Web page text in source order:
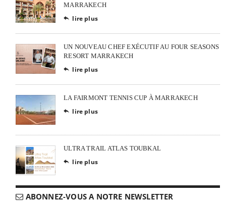
MARRAKECH
 lire plus
UN NOUVEAU CHEF EXÉCUTIF AU FOUR SEASONS
RESORT MARRAKECH
 lire plus
LA FAIRMONT TENNIS CUP À MARRAKECH
 lire plus
ULTRA TRAIL ATLAS TOUBKAL
 lire plus
ABONNEZ-VOUS A NOTRE NEWSLETTER